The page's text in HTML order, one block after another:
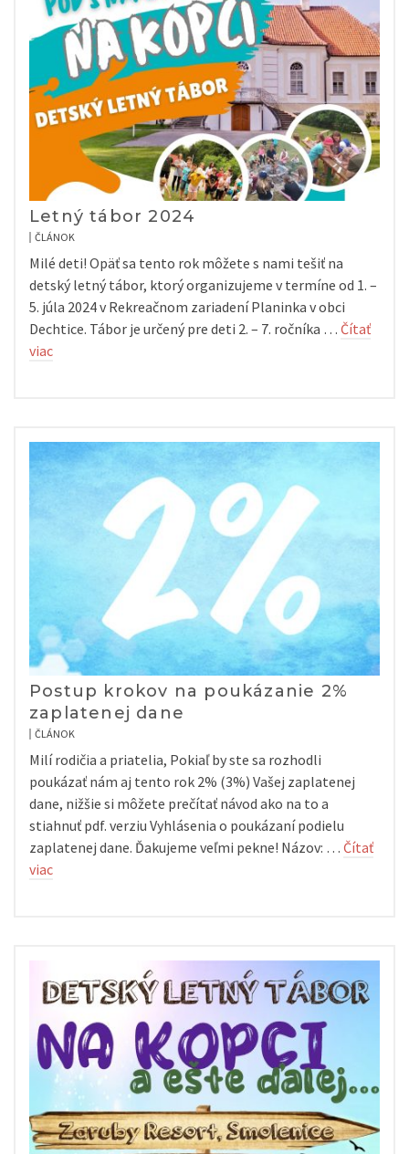
Letný tábor 2024
ČLÁNOK
Milé deti! Opäť sa tento rok môžete s nami tešiť na
detský letný tábor, ktorý organizujeme v termíne od 1. –
5. júla 2024 v Rekreačnom zariadení Planinka v obci
Dechtice. Tábor je určený pre deti 2. – 7. ročníka … Čítať
viac
Postup krokov na poukázanie 2%
zaplatenej dane
ČLÁNOK
Milí rodičia a priatelia, Pokiaľ by ste sa rozhodli
poukázať nám aj tento rok 2% (3%) Vašej zaplatenej
dane, nižšie si môžete prečítať návod ako na to a
stiahnuť pdf. verziu Vyhlásenia o poukázaní podielu
zaplatenej dane. Ďakujeme veľmi pekne! Názov: … Čítať
viac